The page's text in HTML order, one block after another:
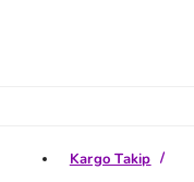
Kargo Takip